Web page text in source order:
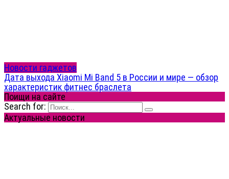
Новости гаджетов
Дата выхода Xiaomi Mi Band 5 в России и мире — обзор
характеристик фитнес браслета
Поищи на сайте
Search for:
Актуальные новости